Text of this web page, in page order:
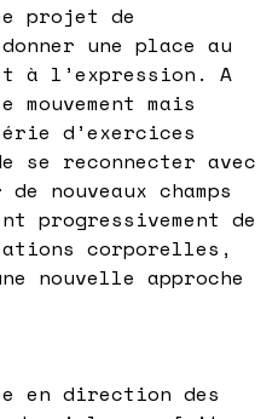
projet de
une place au
à l’expression. A
mais
d’exercices
reconnecter avec
nouveaux champs
progressivement de
corporelles,
nouvelle approche
en direction des